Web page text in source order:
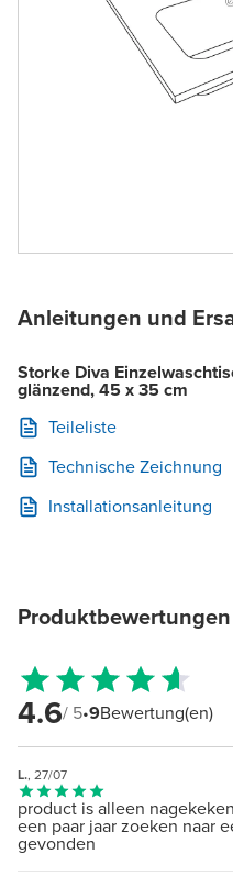
Anleitungen und
Storke Diva
glänzend, 45 x 35 cm
Teileliste
Technische Zeichnung
Installationsanleitung
Produktbewertungen
4.6/ 5•9Bewertung(en)
L., 27/07
product is alleen
een paar jaar zoeken naar
gevonden